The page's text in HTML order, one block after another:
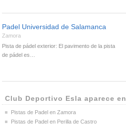
Padel Universidad de Salamanca
Zamora
Pista de pádel exterior: El pavimento de la pista
de pádel es…
Club Deportivo Esla aparece en
Pistas de Padel en Zamora
Pistas de Padel en Perilla de Castro